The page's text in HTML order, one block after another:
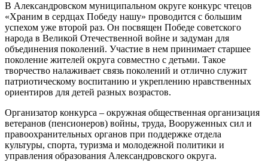
В Александровском муниципальном округе конкурс чтецов
«Храним в сердцах Победу нашу» проводится с большим
успехом уже второй раз. Он посвящен Победе советского
народа в Великой Отечественной войне и задуман для
объединения поколений. Участие в нем принимает старшее
поколение жителей округа совместно с детьми. Такое
творчество налаживает связь поколений и отлично служит
патриотическому воспитанию и укреплению нравственных
ориентиров для детей разных возрастов.
Организатор конкурса – окружная общественная организация
ветеранов (пенсионеров) войны, труда, Вооруженных сил и
правоохранительных органов при поддержке отдела
культуры, спорта, туризма и молодежной политики и
управления образования Александровского округа.